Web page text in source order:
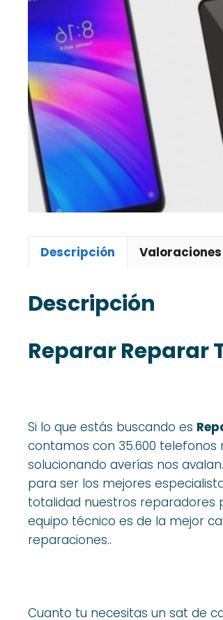
Descripción
Descripción
Reparar Reparar
Si lo que estás buscando es
contamos con 35.600 telefonos
solucionando averías nos
para ser los mejores
totalidad nuestros reparadores
equipo técnico es de la mejor
reparaciones..
Cuanto tu necesitas un sat de